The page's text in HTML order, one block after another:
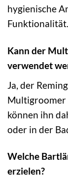
hygienische
Funktionalität.
Kann der
verwendet
Ja, der
Multigroomer
können ihn
oder in der
Welche
erzielen?